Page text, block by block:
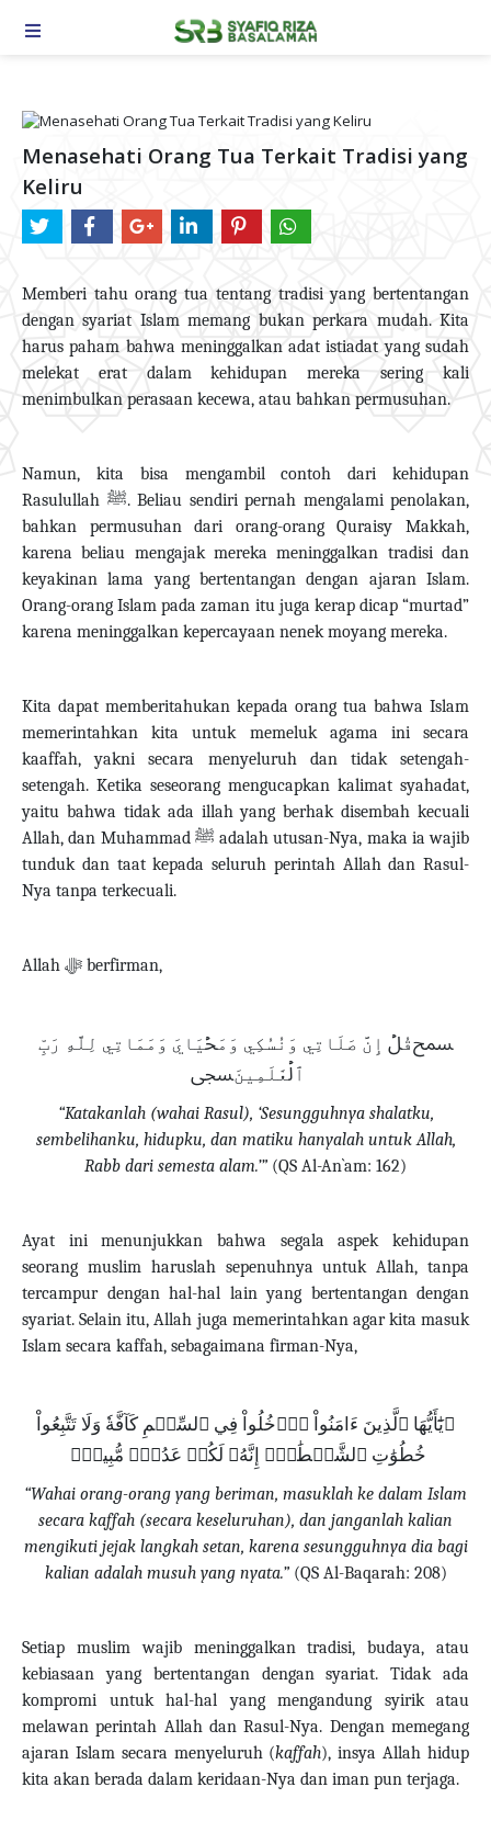
TOGGLE NAVIGATION
Menasehati Orang Tua Terkait Tradisi yang
Keliru
Memberi tahu orang tua tentang tradisi yang bertentangan
dengan syariat Islam memang bukan perkara mudah. Kita
harus paham bahwa meninggalkan adat istiadat yang sudah
melekat erat dalam kehidupan mereka sering kali
menimbulkan perasaan kecewa, atau bahkan permusuhan.
Namun, kita bisa mengambil contoh dari kehidupan
Rasulullah ﷺ. Beliau sendiri pernah mengalami penolakan,
bahkan permusuhan dari orang-orang Quraisy Makkah,
karena beliau mengajak mereka meninggalkan tradisi dan
keyakinan lama yang bertentangan dengan ajaran Islam.
Orang-orang Islam pada zaman itu juga kerap dicap “murtad”
karena meninggalkan kepercayaan nenek moyang mereka.
Kita dapat memberitahukan kepada orang tua bahwa Islam
memerintahkan kita untuk memeluk agama ini secara
kaaffah, yakni secara menyeluruh dan tidak setengah-
setengah. Ketika seseorang mengucapkan kalimat syahadat,
yaitu bahwa tidak ada illah yang berhak disembah kecuali
Allah, dan Muhammad ﷺ adalah utusan-Nya, maka ia wajib
tunduk dan taat kepada seluruh perintah Allah dan Rasul-
Nya tanpa terkecuali.
Allah ﷻ berfirman,
ﵟقُلۡ إِنَّ صَلَاتِي وَنُسُكِي وَمَحۡيَايَ وَمَمَاتِي لِلَّهِ رَبِّ
ٱلۡعَٰلَمِينَﵞ
“Katakanlah (wahai Rasul), ‘Sesungguhnya shalatku,
sembelihanku, hidupku, dan matiku hanyalah untuk Allah,
Rabb dari semesta alam.’” (QS Al-An`am: 162)
Ayat ini menunjukkan bahwa segala aspek kehidupan
seorang muslim haruslah sepenuhnya untuk Allah, tanpa
tercampur dengan hal-hal lain yang bertentangan dengan
syariat.Selain itu, Allah juga memerintahkan agar kita masuk
Islam secara kaffah, sebagaimana firman-Nya,
ﵟيَٰٓأَيُّهَا ٱلَّذِينَ ءَامَنُواْ ٱدۡخُلُواْ فِي ٱلسِّلۡمِ كَآفَّةٗ وَلَا تَتَّبِعُواْ
خُطُوَٰتِ ٱلشَّيۡطَٰنِۚ إِنَّهُۥ لَكُمۡ عَدُوّٞ مُّبِينٞﵞ
“Wahai orang-orang yang beriman, masuklah ke dalam Islam
secara kaffah (secara keseluruhan), dan janganlah kalian
mengikuti jejak langkah setan, karena sesungguhnya dia bagi
kalian adalah musuh yang nyata.” (QS Al-Baqarah: 208)
Setiap muslim wajib meninggalkan tradisi, budaya, atau
kebiasaan yang bertentangan dengan syariat. Tidak ada
kompromi untuk hal-hal yang mengandung syirik atau
melawan perintah Allah dan Rasul-Nya. Dengan memegang
ajaran Islam secara menyeluruh (kaffah), insya Allah hidup
kita akan berada dalam keridaan-Nya dan iman pun terjaga.